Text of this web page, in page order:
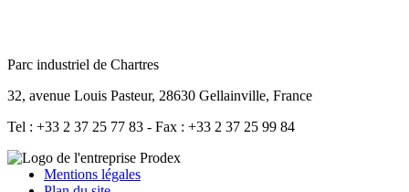
Parc industriel de Chartres
32, avenue Louis Pasteur, 28630 Gellainville, France
Tel : +33 2 37 25 77 83 - Fax : +33 2 37 25 99 84
Mentions légales